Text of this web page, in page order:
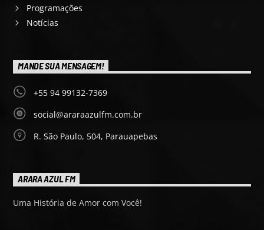
Programações
Notícias
MANDE SUA MENSAGEM!
+55 94 99132-7369
social@araraazulfm.com.br
R. São Paulo, 504, Parauapebas
ARARA AZUL FM
Uma História de Amor com Você!